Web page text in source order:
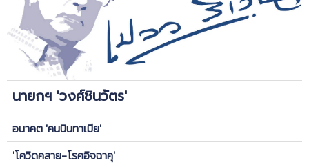
นายกฯ 'วงศ์ชินวัตร'
อนาคต 'คนนินทาเมีย'
'โควิดคลาย-โรคอิจฉาคุ'